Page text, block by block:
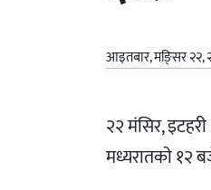
आइतबार, मङि्सर २२,
२२ मंसिर,
मध्यरातकाे १२